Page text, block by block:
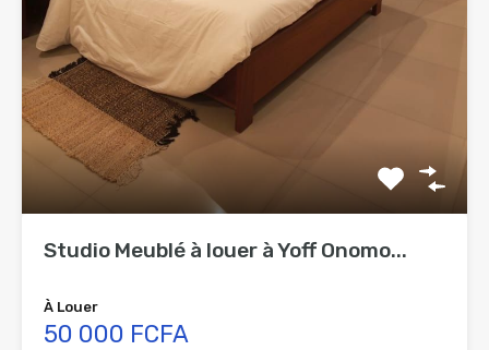
Studio Meublé à louer à Yoff Onomo...
À Louer
50 000 FCFA